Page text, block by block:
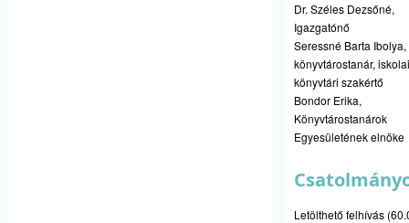
Dr. Széles Dezsőné,
Igazgatónő
Seressné Barta Ibolya,
könyvtárostanár, iskolai
könyvtári szakértő
Bondor Erika,
Könyvtárostanárok
Egyesületének elnöke
Letölthető felhívás